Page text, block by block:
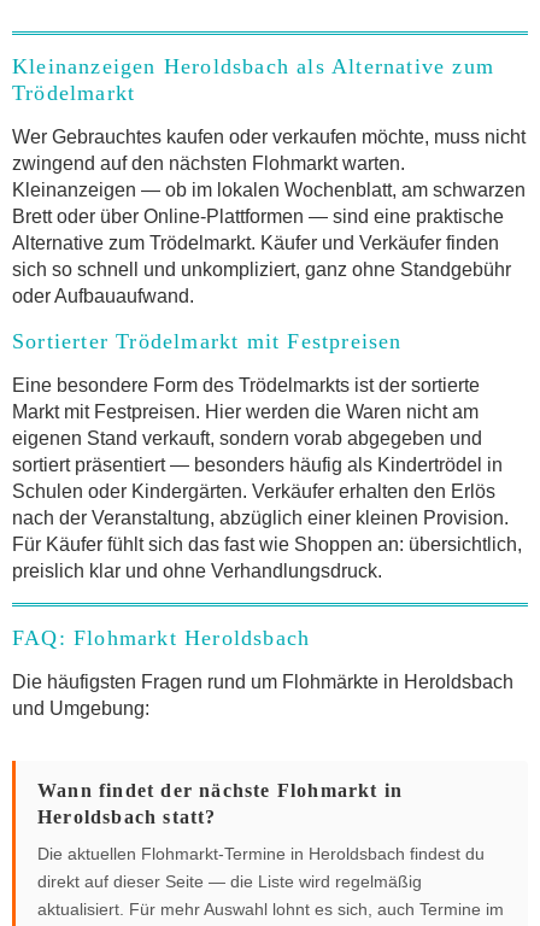
Kleinanzeigen Heroldsbach als Alternative zum
Trödelmarkt
Wer Gebrauchtes kaufen oder verkaufen möchte, muss nicht
zwingend auf den nächsten Flohmarkt warten.
Kleinanzeigen — ob im lokalen Wochenblatt, am schwarzen
Brett oder über Online-Plattformen — sind eine praktische
Alternative zum Trödelmarkt. Käufer und Verkäufer finden
sich so schnell und unkompliziert, ganz ohne Standgebühr
oder Aufbauaufwand.
Sortierter Trödelmarkt mit Festpreisen
Eine besondere Form des Trödelmarkts ist der sortierte
Markt mit Festpreisen. Hier werden die Waren nicht am
eigenen Stand verkauft, sondern vorab abgegeben und
sortiert präsentiert — besonders häufig als Kindertrödel in
Schulen oder Kindergärten. Verkäufer erhalten den Erlös
nach der Veranstaltung, abzüglich einer kleinen Provision.
Für Käufer fühlt sich das fast wie Shoppen an: übersichtlich,
preislich klar und ohne Verhandlungsdruck.
FAQ: Flohmarkt Heroldsbach
Die häufigsten Fragen rund um Flohmärkte in Heroldsbach
und Umgebung:
Wann findet der nächste Flohmarkt in
Heroldsbach statt?
Die aktuellen Flohmarkt-Termine in Heroldsbach findest du
direkt auf dieser Seite — die Liste wird regelmäßig
aktualisiert. Für mehr Auswahl lohnt es sich, auch Termine im